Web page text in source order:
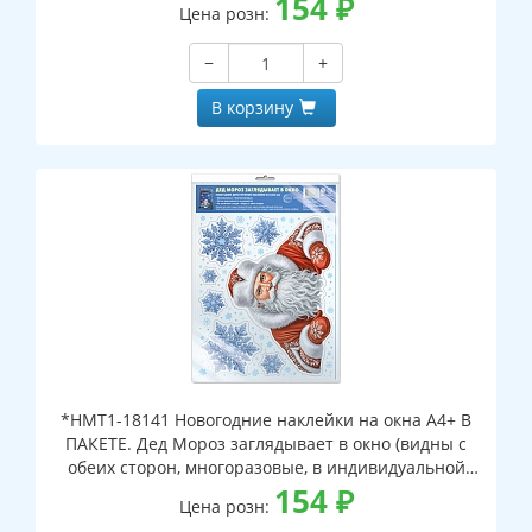
Цена розн: 154₽
−
+
В корзину
*НМТ1-18141 Новогодние наклейки на окна А4+ В
ПАКЕТЕ. Дед Мороз заглядывает в окно (видны с
обеих сторон, многоразовые, в индивидуальной
упаковке, с европодвесом и клеевым клапаном)
Цена розн: 154₽